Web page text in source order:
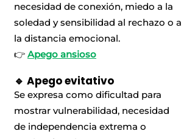
necesidad de conexión, miedo a la
soledad y sensibilidad al rechazo o a
la distancia emocional.
👉 Apego ansioso
🔹 Apego evitativo
Se expresa como dificultad para
mostrar vulnerabilidad, necesidad
de independencia extrema o